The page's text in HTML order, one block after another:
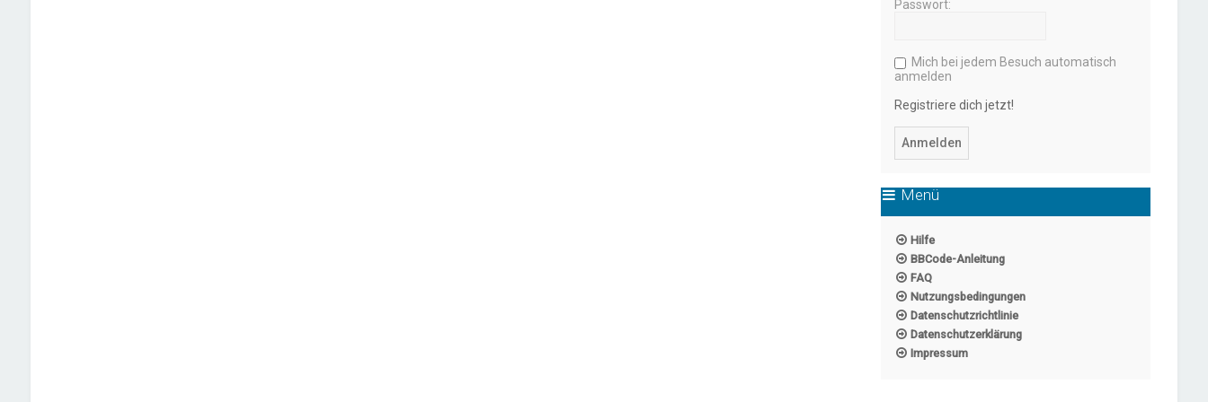
Passwort:
Mich bei jedem Besuch automatisch
anmelden
Registriere dich jetzt!
Menü
Hilfe
BBCode-Anleitung
FAQ
Nutzungsbedingungen
Datenschutzrichtlinie
Datenschutzerklärung
Impressum